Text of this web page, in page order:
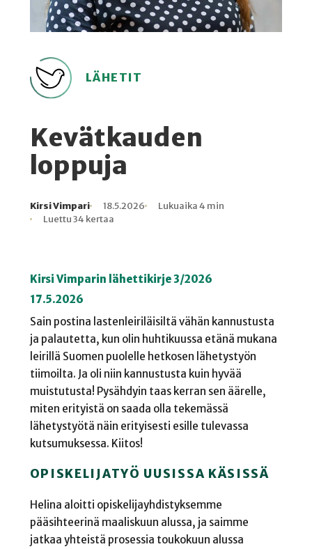
LÄHETIT
Kevätkauden
loppuja
Kirjoittaja
Kirsi Vimpari
Julkaistu
18.5.2026
Lukuaika
Lukuaika 4 min
Lukukertoja
Luettu 34 kertaa
Kirsi Vimparin lähettikirje 3/2026
17.5.2026
Sain postina lastenleiriläisiltä vähän kannustusta
ja palautetta, kun olin huhtikuussa etänä mukana
leirillä Suomen puolelle hetkosen lähetystyön
tiimoilta. Ja oli niin kannustusta kuin hyvää
muistutusta! Pysähdyin taas kerran sen äärelle,
miten erityistä on saada olla tekemässä
lähetystyötä näin erityisesti esille tulevassa
kutsumuksessa. Kiitos!
OPISKELIJATYÖ UUSISSA KÄSISSÄ
Helina aloitti opiskelijayhdistyksemme
pääsihteerinä maaliskuun alussa, ja saimme
jatkaa yhteistä prosessia toukokuun alussa